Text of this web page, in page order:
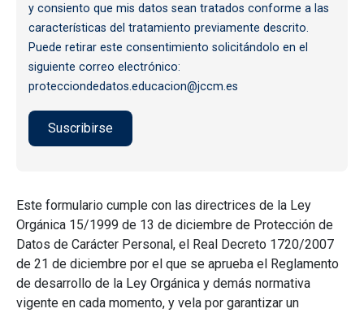
y consiento que mis datos sean tratados conforme a las
características del tratamiento previamente descrito.
Puede retirar este consentimiento solicitándolo en el
siguiente correo electrónico:
protecciondedatos.educacion@jccm.es
Este formulario cumple con las directrices de la Ley
Orgánica 15/1999 de 13 de diciembre de Protección de
Datos de Carácter Personal, el Real Decreto 1720/2007
de 21 de diciembre por el que se aprueba el Reglamento
de desarrollo de la Ley Orgánica y demás normativa
vigente en cada momento, y vela por garantizar un